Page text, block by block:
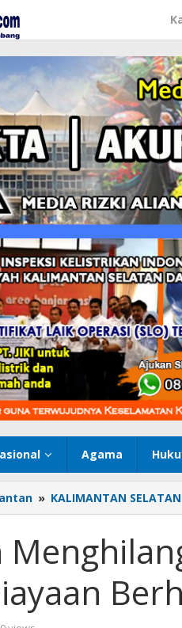
Agama
» KALIMANTAN SELATAN